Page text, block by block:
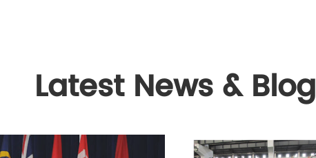
Latest News & Blog